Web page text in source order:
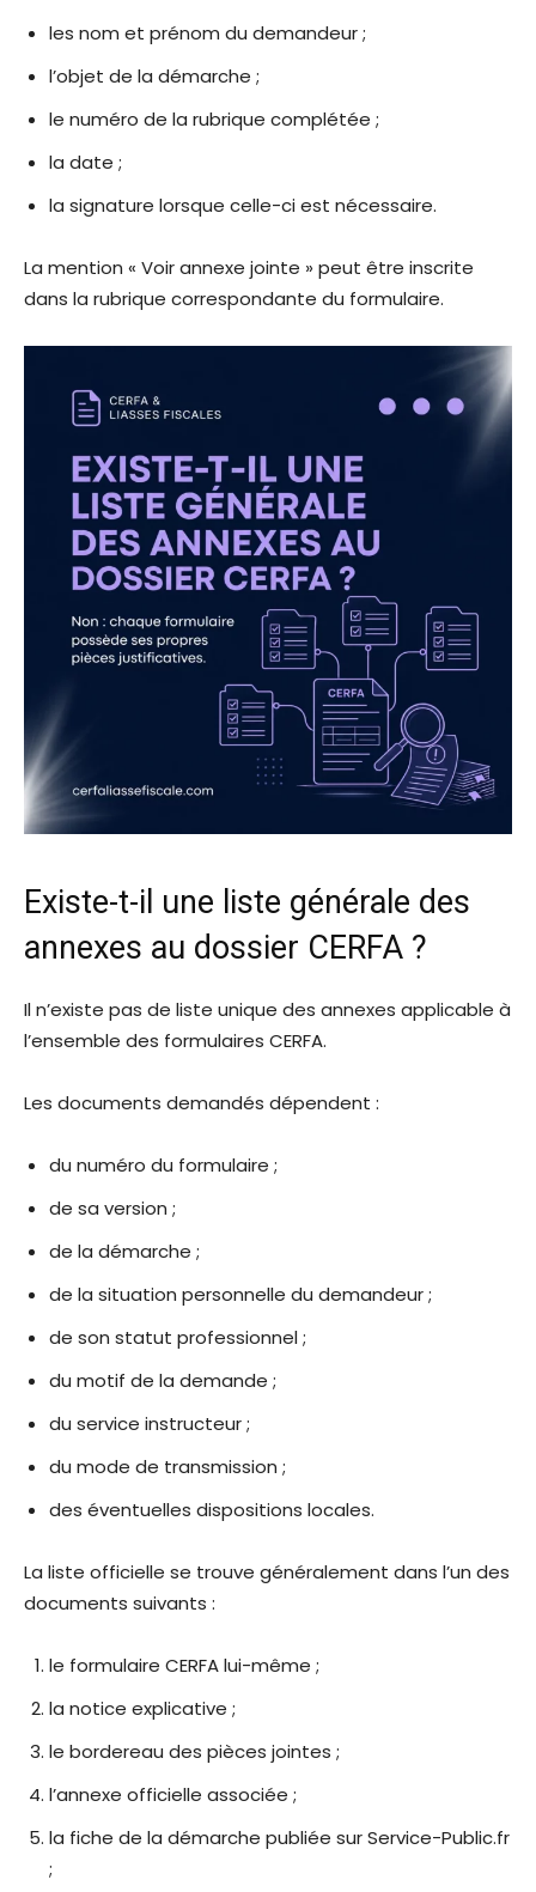
les nom et prénom du demandeur ;
l’objet de la démarche ;
le numéro de la rubrique complétée ;
la date ;
la signature lorsque celle-ci est nécessaire.
La mention « Voir annexe jointe » peut être inscrite
dans la rubrique correspondante du formulaire.
Existe-t-il une liste générale des
annexes au dossier CERFA ?
Il n’existe pas de liste unique des annexes applicable à
l’ensemble des formulaires CERFA.
Les documents demandés dépendent :
du numéro du formulaire ;
de sa version ;
de la démarche ;
de la situation personnelle du demandeur ;
de son statut professionnel ;
du motif de la demande ;
du service instructeur ;
du mode de transmission ;
des éventuelles dispositions locales.
La liste officielle se trouve généralement dans l’un des
documents suivants :
le formulaire CERFA lui-même ;
la notice explicative ;
le bordereau des pièces jointes ;
l’annexe officielle associée ;
la fiche de la démarche publiée sur Service-Public.fr
;